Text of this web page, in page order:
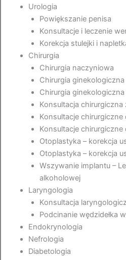
Urologia
Powiększanie penisa
Konsultacje i leczenie
Korekcja stulejki i
Chirurgia
Chirurgia naczyniowa
Chirurgia ginekologiczna
Chirurgia
Konsultacja chirurgiczna
Konsultacje chirurgiczne
Konsultacje chirurgiczne
Otoplastyka – korekcja
Otoplastyka – korekcja
Wszywanie implantu –
alkoholowej
Laryngologia
Konsultacja
Podcinanie wędzidełka
Endokrynologia
Nefrologia
Diabetologia